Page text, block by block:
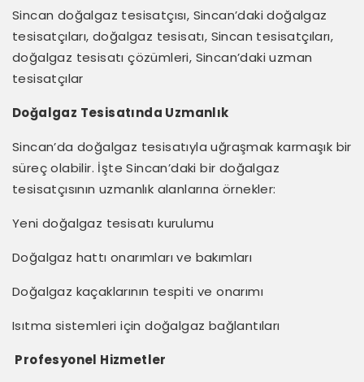
Sincan doğalgaz tesisatçısı, Sincan’daki doğalgaz
tesisatçıları, doğalgaz tesisatı, Sincan tesisatçıları,
doğalgaz tesisatı çözümleri, Sincan’daki uzman
tesisatçılar
Doğalgaz Tesisatında Uzmanlık
Sincan’da doğalgaz tesisatıyla uğraşmak karmaşık bir
süreç olabilir. İşte Sincan’daki bir doğalgaz
tesisatçısının uzmanlık alanlarına örnekler:
Yeni doğalgaz tesisatı kurulumu
Doğalgaz hattı onarımları ve bakımları
Doğalgaz kaçaklarının tespiti ve onarımı
Isıtma sistemleri için doğalgaz bağlantıları
Profesyonel Hizmetler